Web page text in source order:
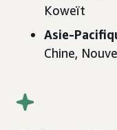
Koweït
Asie-
Chine,